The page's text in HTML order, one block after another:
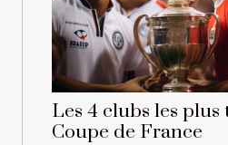
Les 4 clubs les plus
Coupe de France